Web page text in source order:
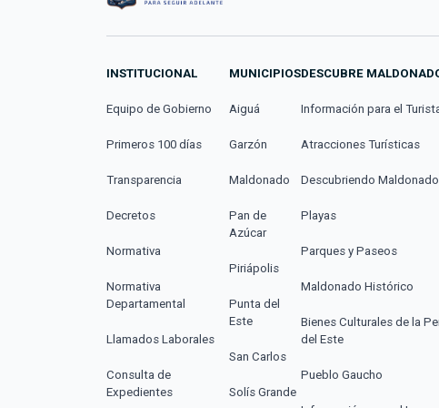
INSTITUCIONAL
Equipo de Gobierno
Primeros 100 días
Transparencia
Decretos
Normativa
Normativa
Departamental
Llamados Laborales
Consulta de
Expedientes
MUNICIPIOS
Aiguá
Garzón
Maldonado
Pan de
Azúcar
Piriápolis
Punta del
Este
San Carlos
Solís Grande
DESCUBRE
Información para el
Atracciones Turísticas
Descubriendo Maldonado
Playas
Parques y Paseos
Maldonado Histórico
Bienes Culturales de la
del Este
Pueblo Gaucho